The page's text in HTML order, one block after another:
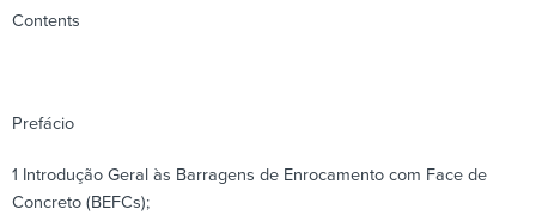
Contents
Prefácio
1 Introdução Geral às Barragens de Enrocamento com Face de
Concreto (BEFCs);